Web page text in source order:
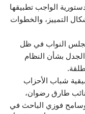
الواجب تطبيقها
التمييز، والخطوات
بمجلس النواب في ظل
الجدل بشأن النظام
شباب الأحزاب
طارق رضوان،
فوزي الباحث في